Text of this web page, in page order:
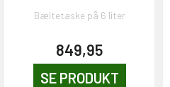
Bæltetaske på 6 liter
849,95
SE PRODUKT